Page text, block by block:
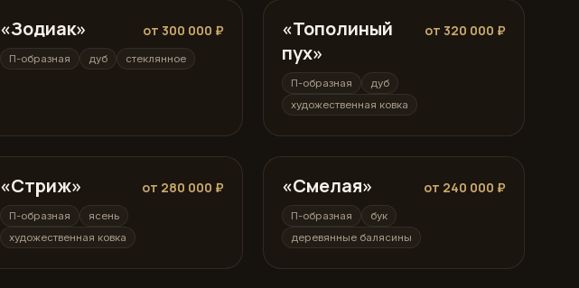
П-образная
«Зодиак» от 300 000 ₽
П-образная дуб стеклянное
П-образная
«Тополиный
пух»
от 320 000 ₽
П-образная
дуб
художественная ковка
П-образная
«Стриж» от 280 000 ₽
П-образная
ясень
художественная ковка
П-образная
«Смелая» от 240 000 ₽
П-образная
бук
деревянные балясины